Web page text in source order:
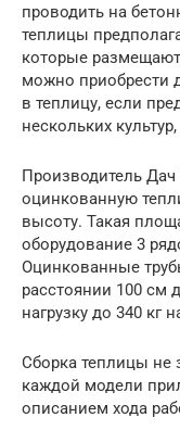
проводить на
теплицы
которые
можно приобрести
в теплицу, если
нескольких
Производитель
оцинкованную
высоту. Такая
оборудование 3
Оцинкованные
расстоянии 100 см
нагрузку до 340 кг
Сборка теплицы не
каждой модели
описанием хода